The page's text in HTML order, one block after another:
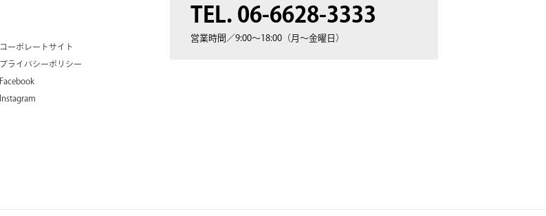
コーポレートサイト
プライバシーポリシー
Facebook
Instagram
TEL. 06-6628-3333
営業時間／9:00〜18:00（月〜金曜日）